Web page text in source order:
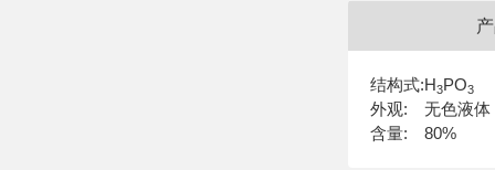
结构式:H3PO3
外观:
无色液体
含量:
80%